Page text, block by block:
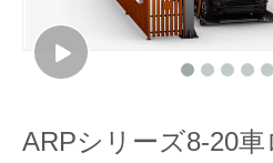
ARPシリーズ8-20